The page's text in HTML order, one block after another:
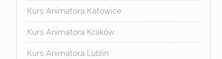
Kurs Animatora Katowice
Kurs Animatora Kraków
Kurs Animatora Lublin